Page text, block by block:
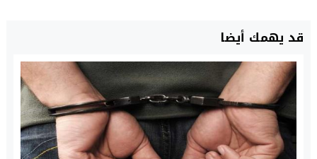
قد يهمك أيضا